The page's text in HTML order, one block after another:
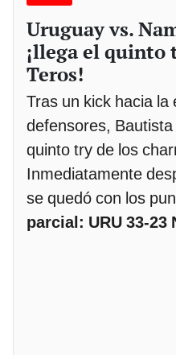
Uruguay vs.
¡llega el quinto
Teros!
Tras un kick hacia la
defensores,
quinto try de los
Inmediatamente
se quedó con los
parcial: URU 33-23